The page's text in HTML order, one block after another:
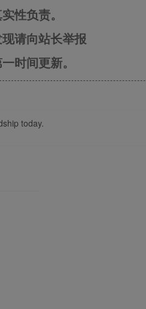
性负责。
请向站长举报
时间更新。
today.